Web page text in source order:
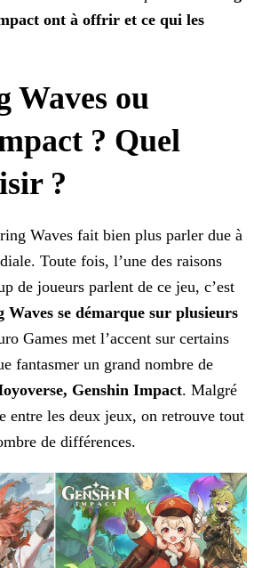
ont à offrir et ce qui les
Waves ou
? Quel
?
Waves fait bien plus parler due à
Toute fois, l’une des raisons
de joueurs parlent de ce jeu, c’est
se démarque sur plusieurs
Games met l’accent sur certains
fantasmer un grand nombre de
Genshin Impact. Malgré
entre les deux jeux, on retrouve tout
de différences.